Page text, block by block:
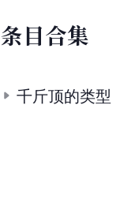
条目合集
千斤顶的类型